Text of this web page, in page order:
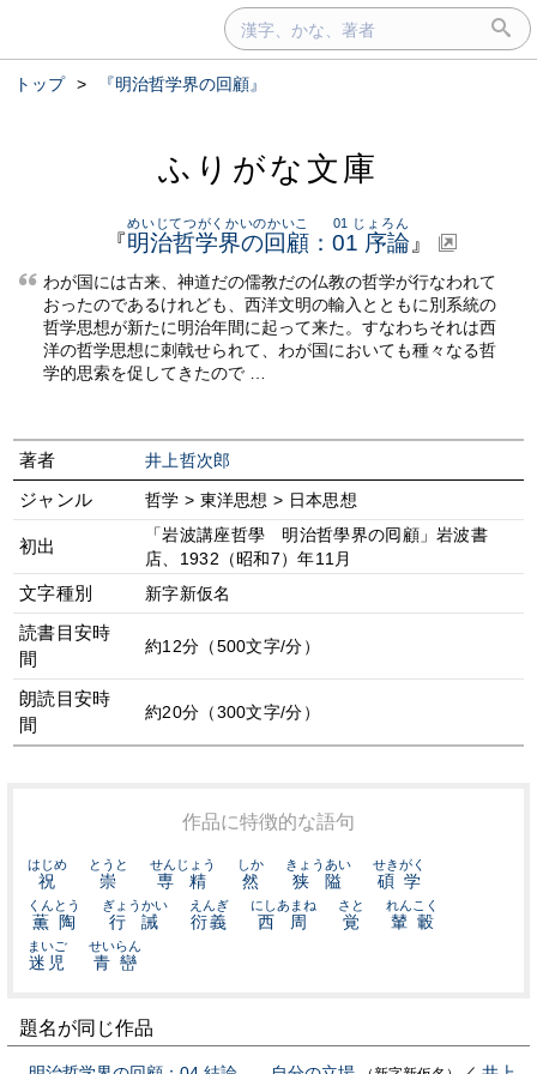
トップ > 『明治哲学界の回顧』
ふりがな文庫
『明治哲学界の回顧
めいじてつがくかいのかいこ
： 01 序論
01 じょろん
』
わが国には古来、神道だの儒教だの仏教の哲学が行なわれて
おったのであるけれども、西洋文明の輸入とともに別系統の
哲学思想が新たに明治年間に起って来た。すなわちそれは西
洋の哲学思想に刺戟せられて、わが国においても種々なる哲
学的思索を促してきたので …
著者 井上哲次郎
ジャンル 哲学 > 東洋思想 > 日本思想
初出
「岩波講座哲學 明治哲學界の囘顧」岩波書
店、1932（昭和7）年11月
文字種別 新字新仮名
読書目安時
間
約12分（500文字/分）
朗読目安時
間
約20分（300文字/分）
作品に特徴的な語句
祝
はじめ
崇
とうと
専精
せんじょう
然
しか
狭隘
きょうあい
碩学
せきがく
薫陶
くんとう
行誡
ぎょうかい
衍義
えんぎ
西周
にしあまね
覚
さと
輦轂
れんこく
迷児
まいご
青巒
せいらん
題名が同じ作品